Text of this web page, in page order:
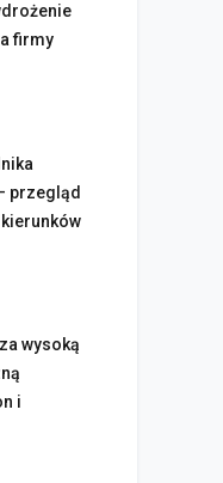
firmy
przegląd
wysoką
i